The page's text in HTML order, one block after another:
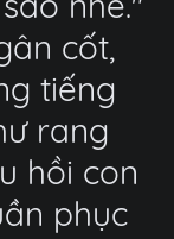
cốt,
tiếng
rang
hồi con
phục